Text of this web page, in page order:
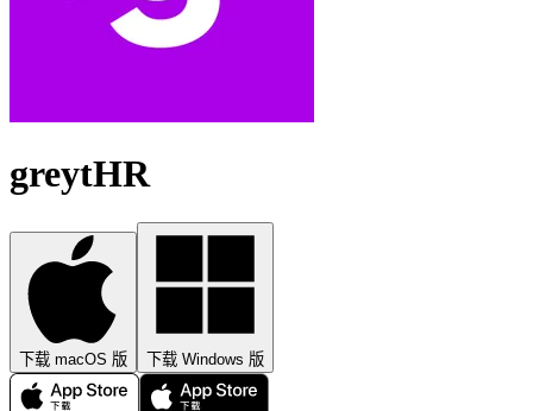
greytHR
下载 macOS 版 下载 Windows 版